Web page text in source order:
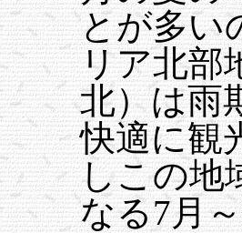
とが多い
リア北部
北）は雨
快適に観
しこの地
なる7月